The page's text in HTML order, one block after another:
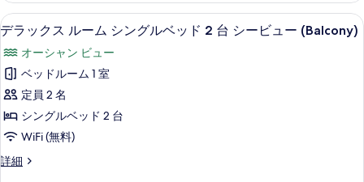
す
る
ー
(Balcony)
の
す
べ
て
の
写
ュ
ー
(Balcony)
の
詳
細
グ
ベ
ッ
ド
1
台
シ
ー
ル
ー
キ
ン
ベ
ッ
ド
台
デ
ラ
ッ
ク
ス
ル
ー
ム
高級寝具、セーフティボックス (室
5
デラックス ルーム シングルベッド 2 台 シービュー (Balcony)
オーシャン ビュー
ベッドルーム 1 室
定員 2 名
シングルベッド 2 台
WiFi (無料)
詳細
デ